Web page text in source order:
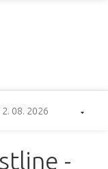
08. 2026
-